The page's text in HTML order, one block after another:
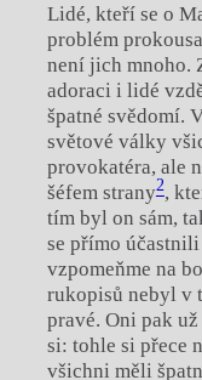
Lidé, kteří se o
problém
není jich mnoho.
adoraci i lidé
špatné svědomí.
světové války
provokatéra, ale
šéfem strany2,
tím byl on sám,
se přímo
vzpomeňme na
rukopisů nebyl v
pravé. Oni pak
si: tohle si přece
všichni měli